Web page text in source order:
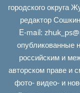
городского округа
редактор
E‑mail:
опубликованные
российским и
авторском праве и
фото- видео- и